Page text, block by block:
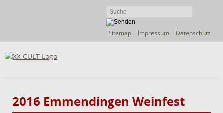
Navigation
Sitemap Impressum Datenschutz
2016 Emmendingen Weinfest